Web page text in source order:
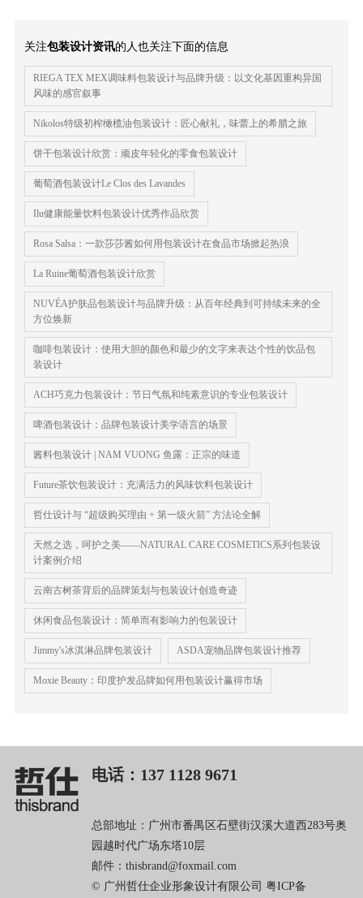
关注包装设计资讯的人也关注下面的信息
RIEGA TEX MEX调味料包装设计与品牌升级：以文化基因重构异国
风味的感官叙事
Nikolos特级初榨橄榄油包装设计：匠心献礼，味蕾上的希腊之旅
饼干包装设计欣赏：顽皮年轻化的零食包装设计
葡萄酒包装设计Le Clos des Lavandes
Ilu健康能量饮料包装设计优秀作品欣赏
Rosa Salsa：一款莎莎酱如何用包装设计在食品市场掀起热浪
La Ruine葡萄酒包装设计欣赏
NUVÉA护肤品包装设计与品牌升级：从百年经典到可持续未来的全
方位焕新
咖啡包装设计：使用大胆的颜色和最少的文字来表达个性的饮品包
装设计
ACH巧克力包装设计：节日气氛和纯素意识的专业包装设计
啤酒包装设计：品牌包装设计美学语言的场景
酱料包装设计 | NAM VUONG 鱼露：正宗的味道
Future茶饮包装设计：充满活力的风味饮料包装设计
哲仕设计与 “超级购买理由 + 第一级火箭” 方法论全解
天然之选，呵护之美——NATURAL CARE COSMETICS系列包装设
计案例介绍
​云南古树茶背后的品牌策划与包装设计创造奇迹
休闲食品包装设计：简单而有影响力的包装设计
Jimmy's冰淇淋品牌包装设计 ASDA宠物品牌包装设计推荐
Moxie Beauty：印度护发品牌如何用包装设计赢得市场
电话：137 1128 9671
总部地址：广州市番禺区石壁街汉溪大道西283号奥
园越时代广场东塔10层
邮件：thisbrand@foxmail.com
© 广州哲仕企业形象设计有限公司 粤ICP备